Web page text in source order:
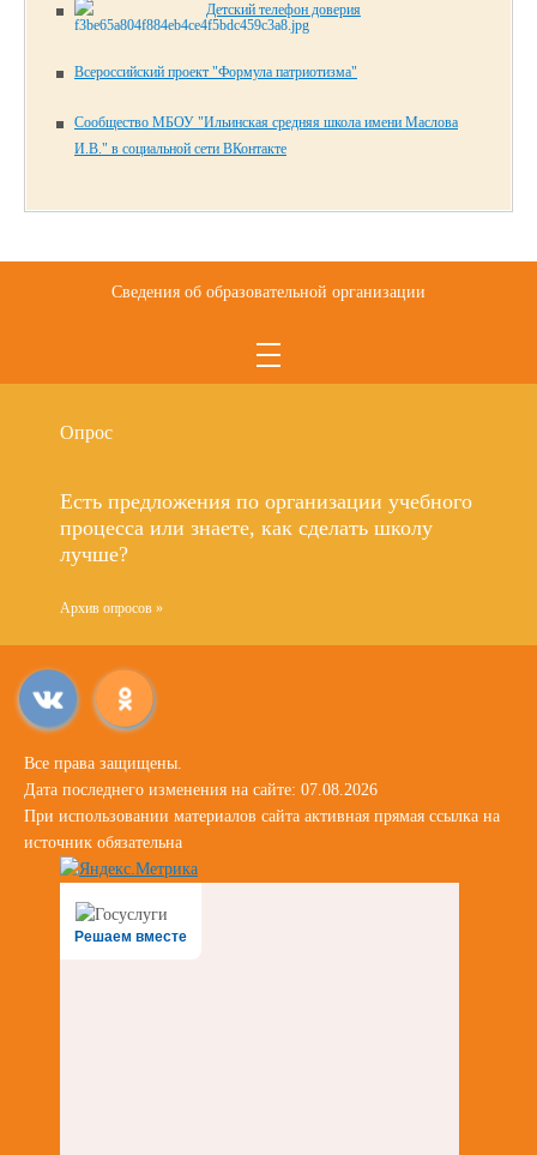
Детский телефон доверия
Всероссийский проект "Формула патриотизма"
Сообщество МБОУ "Ильинская средняя школа имени Маслова
И.В." в социальной сети ВКонтакте
Сведения об образовательной организации
Опрос
Есть предложения по организации учебного
процесса или знаете, как сделать школу
лучше?
Архив опросов »
Все права защищены.
Дата последнего изменения на сайте: 07.08.2026
При использовании материалов сайта активная прямая ссылка на
источник обязательна
Решаем вместе